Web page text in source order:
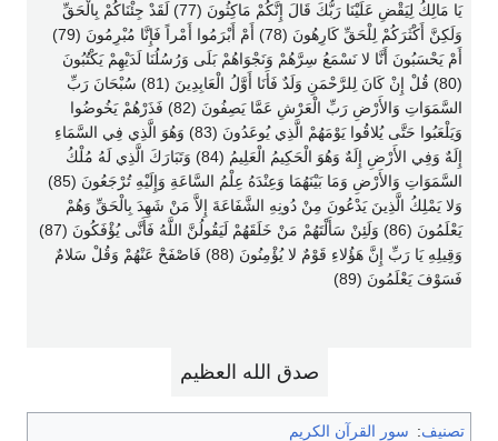
يَا مَالِكُ لِيَقْضِ عَلَيْنَا رَبُّكَ قَالَ إِنَّكُمْ مَاكِثُونَ (77) لَقَدْ جِئْنَاكُمْ بِالْحَقِّ
وَلَكِنَّ أَكْثَرَكُمْ لِلْحَقِّ كَارِهُونَ (78) أَمْ أَبْرَمُوا أَمْراً فَإِنَّا مُبْرِمُونَ (79)
أَمْ يَحْسَبُونَ أَنَّا لا نَسْمَعُ سِرَّهُمْ وَنَجْوَاهُمْ بَلَى وَرُسُلُنَا لَدَيْهِمْ يَكْتُبُونَ
(80) قُلْ إِنْ كَانَ لِلرَّحْمَنِ وَلَدٌ فَأَنَا أَوَّلُ الْعَابِدِينَ (81) سُبْحَانَ رَبِّ
السَّمَوَاتِ وَالأَرْضِ رَبِّ الْعَرْشِ عَمَّا يَصِفُونَ (82) فَذَرْهُمْ يَخُوضُوا
وَيَلْعَبُوا حَتَّى يُلاقُوا يَوْمَهُمْ الَّذِي يُوعَدُونَ (83) وَهُوَ الَّذِي فِي السَّمَاءِ
إِلَهٌ وَفِي الأَرْضِ إِلَهٌ وَهُوَ الْحَكِيمُ الْعَلِيمُ (84) وَتَبَارَكَ الَّذِي لَهُ مُلْكُ
السَّمَوَاتِ وَالأَرْضِ وَمَا بَيْنَهُمَا وَعِنْدَهُ عِلْمُ السَّاعَةِ وَإِلَيْهِ تُرْجَعُونَ (85)
وَلا يَمْلِكُ الَّذِينَ يَدْعُونَ مِنْ دُونِهِ الشَّفَاعَةَ إِلاَّ مَنْ شَهِدَ بِالْحَقِّ وَهُمْ
يَعْلَمُونَ (86) وَلَئِنْ سَأَلْتَهُمْ مَنْ خَلَقَهُمْ لَيَقُولُنَّ اللَّهُ فَأَنَّى يُؤْفَكُونَ (87)
وَقِيلِهِ يَا رَبِّ إِنَّ هَؤُلاءِ قَوْمٌ لا يُؤْمِنُونَ (88) فَاصْفَحْ عَنْهُمْ وَقُلْ سَلامٌ
فَسَوْفَ يَعْلَمُونَ (89)
صدق الله العظيم
تصنيف: سور القرآن الكريم